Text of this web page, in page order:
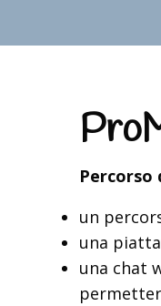
Percorso
un
una
una chat